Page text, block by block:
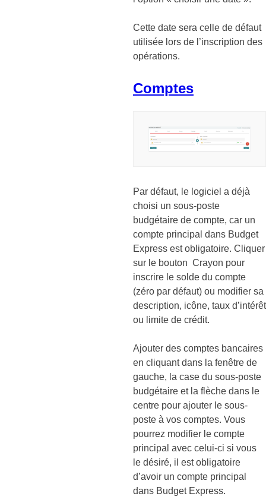
Cette date sera celle de défaut
utilisée lors de l’inscription des
opérations.
Comptes
Par défaut, le logiciel a déjà
choisi un sous-poste
budgétaire de compte, car un
compte principal dans Budget
Express est obligatoire. Cliquer
sur le bouton Crayon pour
inscrire le solde du compte
(zéro par défaut) ou modifier sa
description, icône, taux d’intérêt
ou limite de crédit.
Ajouter des comptes bancaires
en cliquant dans la fenêtre de
gauche, la case du sous-poste
budgétaire et la flèche dans le
centre pour ajouter le sous-
poste à vos comptes. Vous
pourrez modifier le compte
principal avec celui-ci si vous
le désiré, il est obligatoire
d’avoir un compte principal
dans Budget Express.